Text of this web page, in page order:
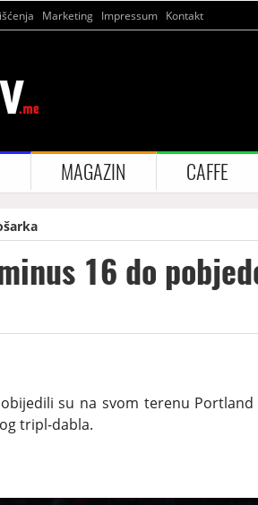
Marketing Impressum Kontakt
MAGAZIN CAFFE
16 do
su na svom terenu
tripl-dabla.